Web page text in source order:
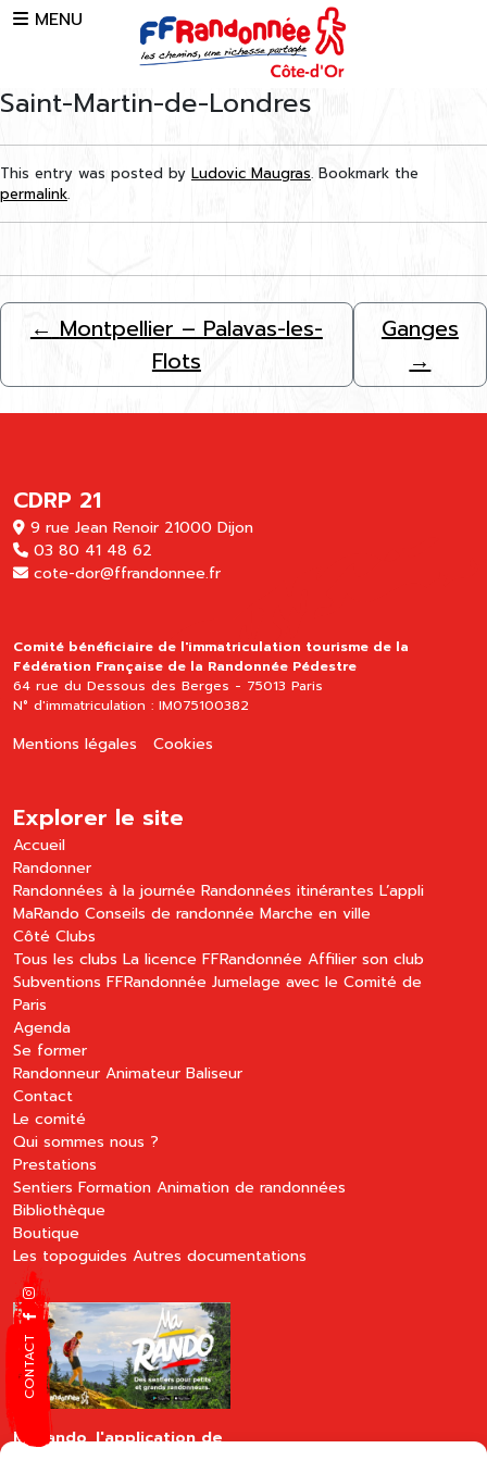
Skip to main content
MENU
CONTACT
Saint-Martin-de-Londres
This entry was posted by Ludovic Maugras. Bookmark the
permalink.
← Montpellier – Palavas-les-
Flots
Ganges
→
CDRP 21
9 rue Jean Renoir 21000 Dijon
03 80 41 48 62
cote-dor@ffrandonnee.fr
Comité bénéficiaire de l'immatriculation tourisme de la
Fédération Française de la Randonnée Pédestre
64 rue du Dessous des Berges - 75013 Paris
N° d'immatriculation : IM075100382
Mentions légales Cookies
Explorer le site
Accueil
Randonner
Randonnées à la journée Randonnées itinérantes L’appli
MaRando Conseils de randonnée Marche en ville
Côté Clubs
Tous les clubs La licence FFRandonnée Affilier son club
Subventions FFRandonnée Jumelage avec le Comité de
Paris
Agenda
Se former
Randonneur Animateur Baliseur
Contact
Le comité
Qui sommes nous ?
Prestations
Sentiers Formation Animation de randonnées
Bibliothèque
Boutique
Les topoguides Autres documentations
MaRando, l'application de